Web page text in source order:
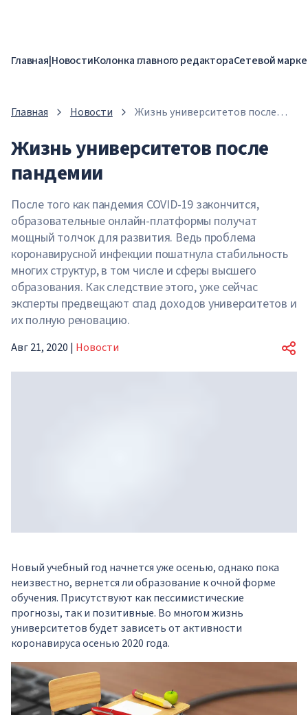
Главная|НовостиКолонка главного редактораСетевой
Главная Новости
Жизнь университетов после
Жизнь университетов после
пандемии
После того как пандемия COVID-19 закончится,
образовательные онлайн-платформы получат
мощный толчок для развития. Ведь проблема
коронавирусной инфекции пошатнула стабильность
многих структур, в том числе и сферы высшего
образования. Как следствие этого, уже сейчас
эксперты предвещают спад доходов университетов и
их полную реновацию.
Авг 21, 2020 | Новости
Новый учебный год начнется уже осенью, однако пока
неизвестно, вернется ли образование к очной форме
обучения. Присутствуют как пессимистические
прогнозы, так и позитивные. Во многом жизнь
университетов будет зависеть от активности
коронавируса осенью 2020 года.